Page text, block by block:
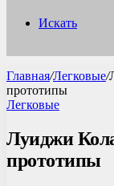
Искать
Главная/Легковые/
прототипы
Легковые
Луиджи
прототипы